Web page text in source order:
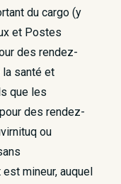
du cargo (y
et Postes
des rendez-
santé et
que les
des rendez-
ou
mineur, auquel